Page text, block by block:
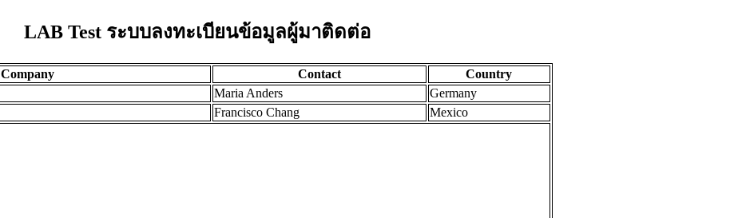
LAB Test ระบบลงทะเบียนข้อมูลผู้มาติดต่อ
Company Contact
Country
Maria Anders
Germany
Francisco Chang
Mexico